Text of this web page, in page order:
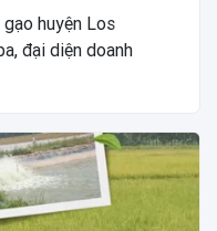
huyện Los
đại diện doanh